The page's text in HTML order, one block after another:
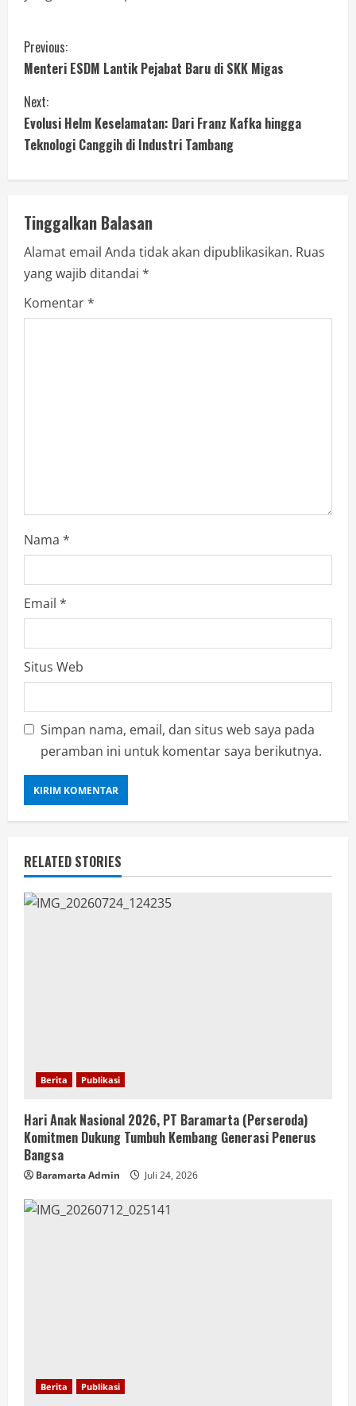
Previous:
Menteri ESDM Lantik Pejabat Baru di SKK Migas
Next:
Evolusi Helm Keselamatan: Dari Franz Kafka hingga
Teknologi Canggih di Industri Tambang
Tinggalkan Balasan
Alamat email Anda tidak akan dipublikasikan. Ruas
yang wajib ditandai *
Komentar*
Nama *
Email *
Situs Web
Simpan nama, email, dan situs web saya pada
peramban ini untuk komentar saya berikutnya.
RELATED STORIES
Berita Publikasi
Hari Anak Nasional 2026, PT Baramarta (Perseroda)
Komitmen Dukung Tumbuh Kembang Generasi Penerus
Bangsa
Baramarta Admin Juli 24, 2026
Berita Publikasi